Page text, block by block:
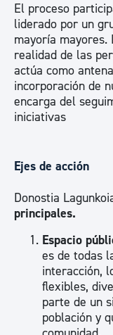
El proceso
liderado por un
mayoría mayores.
realidad de las
actúa como
incorporación de
encarga del
iniciativas
Ejes de acción
Donostia
principales.
Espacio
es de todas
interacción,
flexibles,
parte de un
población y